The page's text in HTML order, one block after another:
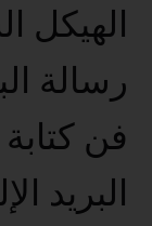
الهيكل
رسالة
فن
البريد